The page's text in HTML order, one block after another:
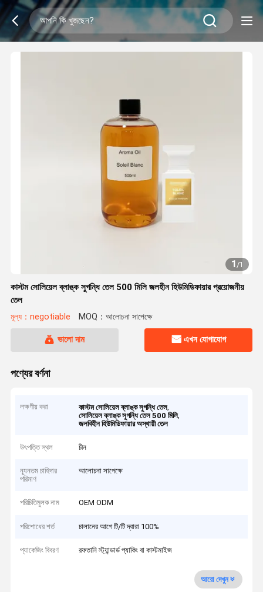
1/1
কাস্টম সোলিয়েল ব্লাঙ্ক সুগন্ধি তেল 500 মিলি জলহীন হিউমিডিফায়ার প্রয়োজনীয়
তেল
মূল্য：negotiable MOQ：আলোচনা সাপেক্ষে
ভালো দাম এখন যোগাযোগ
পণ্যের বর্ণনা
লক্ষণীয় করা কাস্টম সোলিয়েল ব্লাঙ্ক সুগন্ধি তেল,
সোলিয়েল ব্লাঙ্ক সুগন্ধি তেল 500 মিলি,
জলবিহীন হিউমিডিফায়ার অস্থায়ী তেল
উৎপত্তি স্থল চীন
ন্যূনতম চাহিদার
পরিমাণ
আলোচনা সাপেক্ষে
পরিচিতিমুলক নাম OEM ODM
পরিশোধের শর্ত চালানের আগে টি/টি দ্বারা 100%
প্যাকেজিং বিবরণ রফতানি স্ট্যান্ডার্ড প্যাকিং বা কাস্টমাইজ
আরো দেখুন